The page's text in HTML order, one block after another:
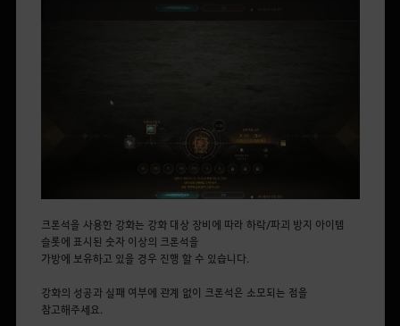
크론석을 사용한 강화는 강화 대상 장비에 따라 하락/파괴 방지 아이템
슬롯에 표시된 숫자 이상의 크론석을
가방에 보유하고 있을 경우 진행 할 수 있습니다.
강화의 성공과 실패 여부에 관계 없이 크론석은 소모되는 점을
참고해주세요.